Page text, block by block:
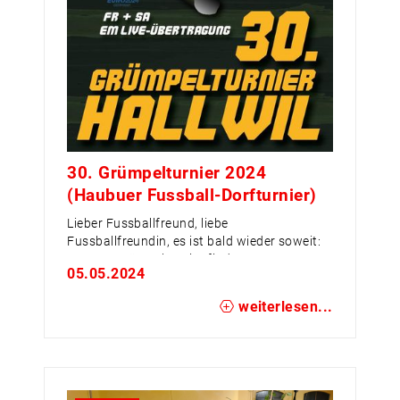
30. Grümpelturnier 2024
(Haubuer Fussball-Dorfturnier)
Lieber Fussballfreund, liebe
Fussballfreundin, es ist bald wieder soweit:
Das 30. Grümpelturnier findet am
06.07.2024 statt. Wir würden uns freuen,
uns an der Bar empfangen dürfen.
05.05.2024
weiterlesen...